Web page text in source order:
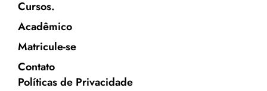
Cursos.
Acadêmico
Matricule-se
Contato
Políticas de Privacidade